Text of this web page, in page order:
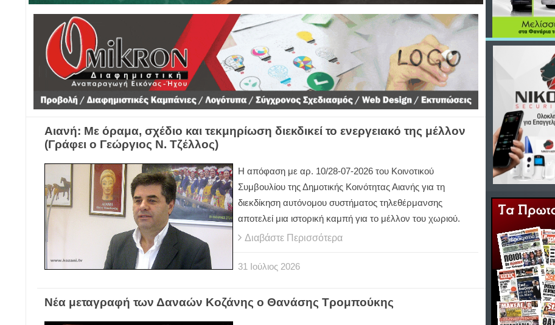
Αιανή: Με όραμα, σχέδιο και τεκμηρίωση διεκδικεί το ενεργειακό της μέλλον
(Γράφει ο Γεώργιος Ν. Τζέλλος)
Η απόφαση με αρ. 10/28-07-2026 του Κοινοτικού
Συμβουλίου της Δημοτικής Κοινότητας Αιανής για τη
διεκδίκηση αυτόνομου συστήματος τηλεθέρμανσης
αποτελεί μια ιστορική καμπή για το μέλλον του χωριού.
Διαβάστε Περισσότερα
31 Ιούλιος 2026
Νέα μεταγραφή των Δαναών Κοζάνης ο Θανάσης Τρομπούκης